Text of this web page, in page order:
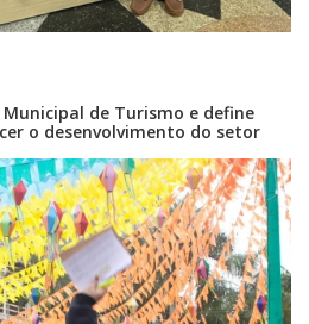
BC estará fechado nos dias 10 e 11 de
de Turismo e define
o desenvolvimento do setor